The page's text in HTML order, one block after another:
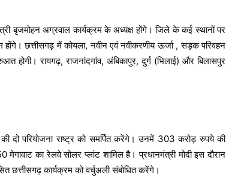
बृजमोहन अग्रवाल कार्यक्रम के अध्यक्ष होंगे। जिले के कई स्थानों पर
होंगे। छत्तीसगढ़ में कोयला, नवीन एवं नवीकरणीय ऊर्जा , सड़क परिवहन
होगी। रायगढ़, राजनांदगांव, अंबिकापुर, दुर्ग (भिलाई) और बिलासपुर
की दो परियोजना राष्ट्र को समर्पित करेंगे। उनमें 303 करोड़ रुपये की
का रेलवे सोलर प्लांट शामिल है। प्रधानमंत्री मोदी इस दौरान
छत्तीसगढ़ कार्यक्रम को वर्चुअली संबोधित करेंगे।